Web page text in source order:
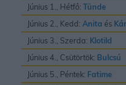
Június 1., Hétfő: Tünde
Június 2., Kedd: Anita és
Június 3., Szerda: Klotild
Június 4., Csütörtök: Bulcsú
Június 5., Péntek: Fatime